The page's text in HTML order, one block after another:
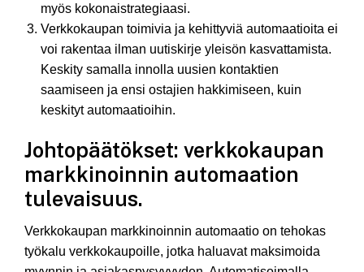
myös kokonaistrategiaasi.
Verkkokaupan toimivia ja kehittyviä automaatioita ei
voi rakentaa ilman uutiskirje yleisön kasvattamista.
Keskity samalla innolla uusien kontaktien
saamiseen ja ensi ostajien hakkimiseen, kuin
keskityt automaatioihin.
Johtopäätökset: verkkokaupan
markkinoinnin automaation
tulevaisuus.
Verkkokaupan markkinoinnin automaatio on tehokas
työkalu verkkokaupoille, jotka haluavat maksimoida